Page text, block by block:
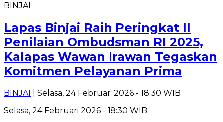
BINJAI
Lapas Binjai Raih Peringkat II
Penilaian Ombudsman RI 2025,
Kalapas Wawan Irawan Tegaskan
Komitmen Pelayanan Prima
BINJAI
| Selasa, 24 Februari 2026 - 18:30 WIB
Selasa, 24 Februari 2026 - 18:30 WIB